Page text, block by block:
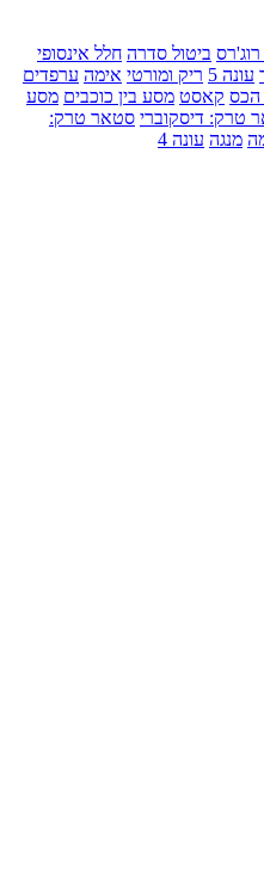
ביטול סדרה חלל אינסופי
עונה 5 ריק ומורטי אימה ערפדים
הכס קאסט מסע בין כוכבים מסע
טרק: דיסקוברי סטאר טרק:
מנגה עונה 4